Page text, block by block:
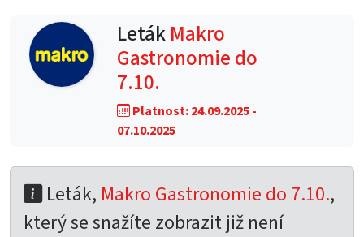
LetákMakro
Gastronomie do
7.10.
Platnost: 24.09.2025 -
07.10.2025
Leták, Makro Gastronomie do 7.10.,
který se snažíte zobrazit již není